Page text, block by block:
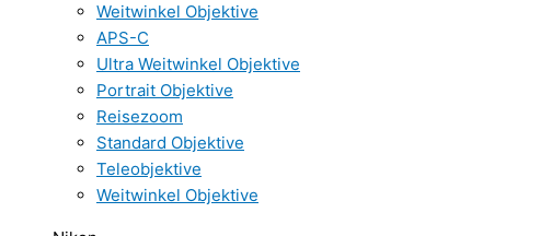
Weitwinkel Objektive
APS-C
Ultra Weitwinkel Objektive
Portrait Objektive
Reisezoom
Standard Objektive
Teleobjektive
Weitwinkel Objektive